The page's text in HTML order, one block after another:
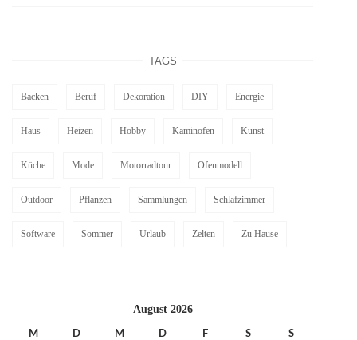
TAGS
Backen Beruf Dekoration DIY Energie
Haus Heizen Hobby Kaminofen Kunst
Küche Mode Motorradtour Ofenmodell
Outdoor Pflanzen Sammlungen Schlafzimmer
Software Sommer Urlaub Zelten Zu Hause
August 2026
M D M D F S S